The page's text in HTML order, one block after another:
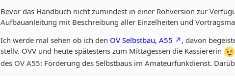
Bevor das Handbuch nicht zumindest in einer Rohversion zur
Aufbauanleitung mit Beschreibung aller Einzelheiten und
Ich werde mal sehen ob ich den OV Selbstbau, A55
, davon
stellv. OVV und heute spätestens zum Mittagessen die Kassiererin
des OV A55: Förderung des Selbstbaus im Amateurfunkdienst.